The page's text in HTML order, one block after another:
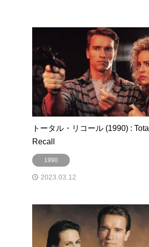
トータル・リコール (1990) : Total
Recall
1990
2023.03.12